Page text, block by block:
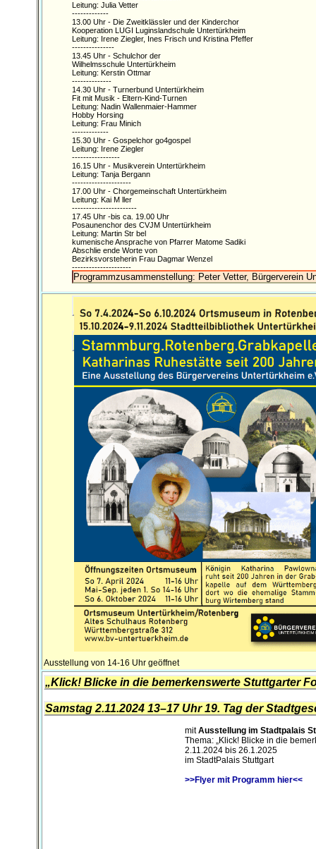
Leitung: Julia Vetter
-------------
13.00 Uhr - Die Zweitklässler und der Kinderchor
Kooperation LUGI Luginslandschule Untertürkheim
Leitung: Irene Ziegler, Ines Frisch und Kristina Pfeffer
---------------
13.45 Uhr - Schulchor der
Wilhelmsschule Untertürkheim
Leitung: Kerstin Ottmar
--------------
14.30 Uhr - Turnerbund Untertürkheim
Fit mit Musik - Eltern-Kind-Turnen
Leitung: Nadin Wallenmaier-Hammer
Hobby Horsing
Leitung: Frau Minich
-------------
15.30 Uhr - Gospelchor go4gospel
Leitung: Irene Ziegler
-----------------
16.15 Uhr - Musikverein Untertürkheim
Leitung: Tanja Bergann
---------------------
17.00 Uhr - Chorgemeinschaft Untertürkheim
Leitung: Kai M ller
-----------------------
17.45 Uhr -bis ca. 19.00 Uhr
Posaunenchor des CVJM Untertürkheim
Leitung: Martin Str bel
kumenische Ansprache von Pfarrer Matome Sadiki
Abschlie ende Worte von
Bezirksvorsteherin Frau Dagmar Wenzel
---------------------
Programmzusammenstellung: Peter Vetter, Bürgerverein
Ausstellung von 14-16 Uhr geöffnet
„Klick! Blicke in die bemerkenswerte Stuttgarter
Samstag 2.11.2024 13–17 Uhr 19. Tag der
mitAusstellung im Stadtpalais
Thema: „Klick! Blicke in die
2.11.2024 bis 26.1.2025
im StadtPalais Stuttgart
>>Flyer mit Programm hier<<